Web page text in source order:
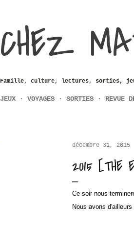
CHEZ
Famille, culture, lectures, sorties,
JEUX VOYAGES SORTIES REVUE
décembre 31, 2015
2015 [THE
Ce soir nous
Nous avons